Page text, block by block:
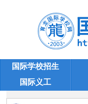
SAT作文
国际学校招生
国际义工
学校大全